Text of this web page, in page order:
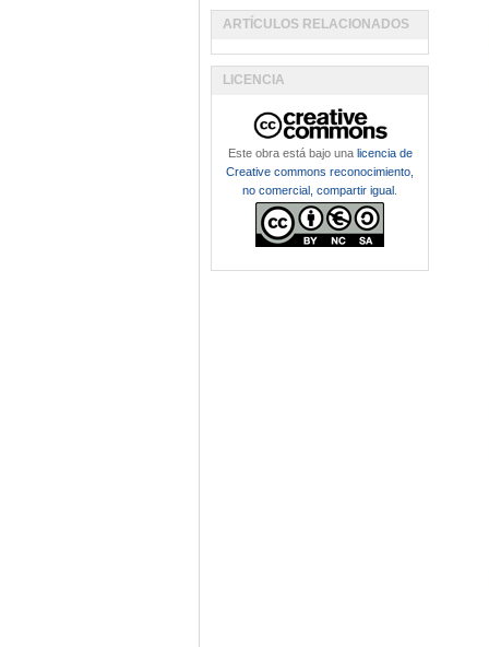
ARTÍCULOS RELACIONADOS
LICENCIA
Este obra está bajo una licencia de
Creative commons reconocimiento,
no comercial, compartir igual